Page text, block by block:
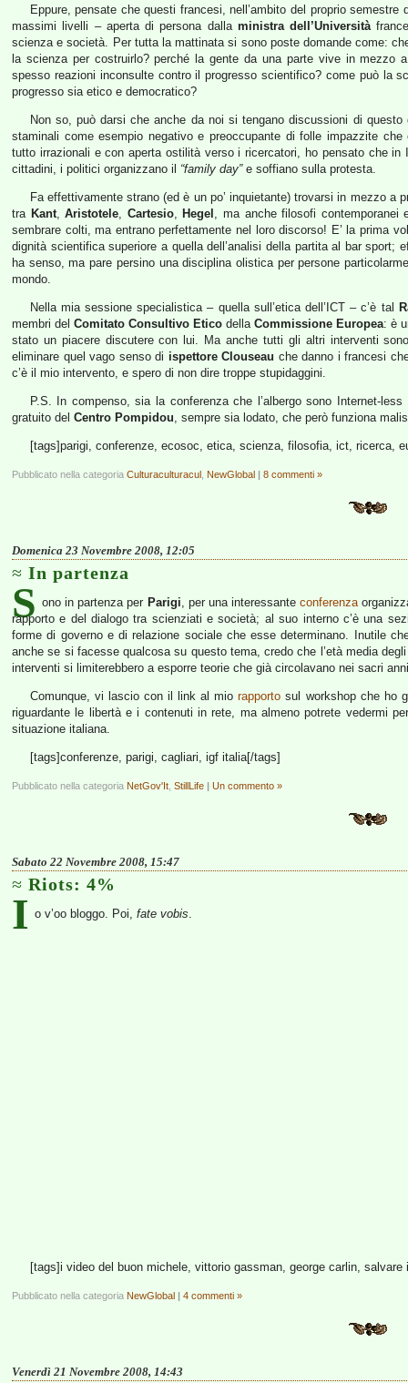
Eppure, pensate che questi francesi, nell’ambito del proprio
massimi livelli – aperta di persona dalla ministra dell’Università
scienza e società. Per tutta la mattinata si sono poste domande come:
la scienza per costruirlo? perché la gente da una parte vive in mezzo
spesso reazioni inconsulte contro il progresso scientifico? come può la
progresso sia etico e democratico?
Non so, può darsi che anche da noi si tengano discussioni di
staminali come esempio negativo e preoccupante di folle impazzite
tutto irrazionali e con aperta ostilità verso i ricercatori, ho pensato che
cittadini, i politici organizzano il “family day”e soffiano sulla protesta.
Fa effettivamente strano (ed è un po’ inquietante) trovarsi in mezzo a
tra Kant,Aristotele, Cartesio, Hegel , ma anche filosofi contemporanei
sembrare colti, ma entrano perfettamente nel loro discorso! E’ la prima
dignità scientifica superiore a quella dell’analisi della partita al bar
ha senso, ma pare persino una disciplina olistica per persone
mondo.
Nella mia sessione specialistica – quella sull’etica dell’ICT – c’è tal
membri delComitato Consultivo Etico dellaCommissione Europea: è
stato un piacere discutere con lui. Ma anche tutti gli altri interventi
eliminare quel vago senso di ispettore Clouseau che danno i francesi
c’è il mio intervento, e spero di non dire troppe stupidaggini.
P.S. In compenso, sia la conferenza che l’albergo sono Internet-
gratuito del Centro Pompidou, sempre sia lodato, che però funziona
[tags]parigi, conferenze, ecosoc, etica, scienza, filosofia, ict, ricerca,
Pubblicato nella categoria Culturaculturacul NewGlobal | 8 commenti »
Domenica 23 Novembre 2008, 12:05
In partenza
S ono in partenza per Parigi, per una interessante conferenza
rapporto e del dialogo tra scienziati e società; al suo interno c’è una
forme di governo e di relazione sociale che esse determinano. Inutile
anche se si facesse qualcosa su questo tema, credo che l’età media
interventi si limiterebbero a esporre teorie che già circolavano nei sacri anni
Comunque, vi lascio con il link al miorapporto sul workshop che ho
riguardante le libertà e i contenuti in rete, ma almeno potrete vedermi
situazione italiana.
[tags]conferenze, parigi, cagliari, igf italia[/tags]
Pubblicato nella categoria NetGov'It StillLife | Un commento »
Sabato 22 Novembre 2008, 15:47
Riots: 4%
I o v’oo bloggo. Poi, fate vobis.
[tags]i video del buon michele, vittorio gassman, george carlin, salvare
Pubblicato nella categoria NewGlobal | 4 commenti »
Venerdì 21 Novembre 2008, 14:43